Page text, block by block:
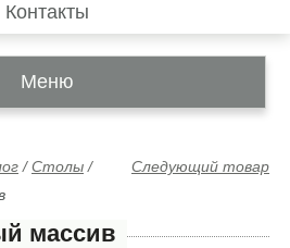
Контакты
Меню
Следующий товар
/Столы /
массив